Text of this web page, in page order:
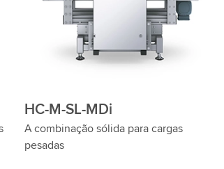
HC-M-SL
Controlador de peso de cargas pesadas
para determinação precisa do peso